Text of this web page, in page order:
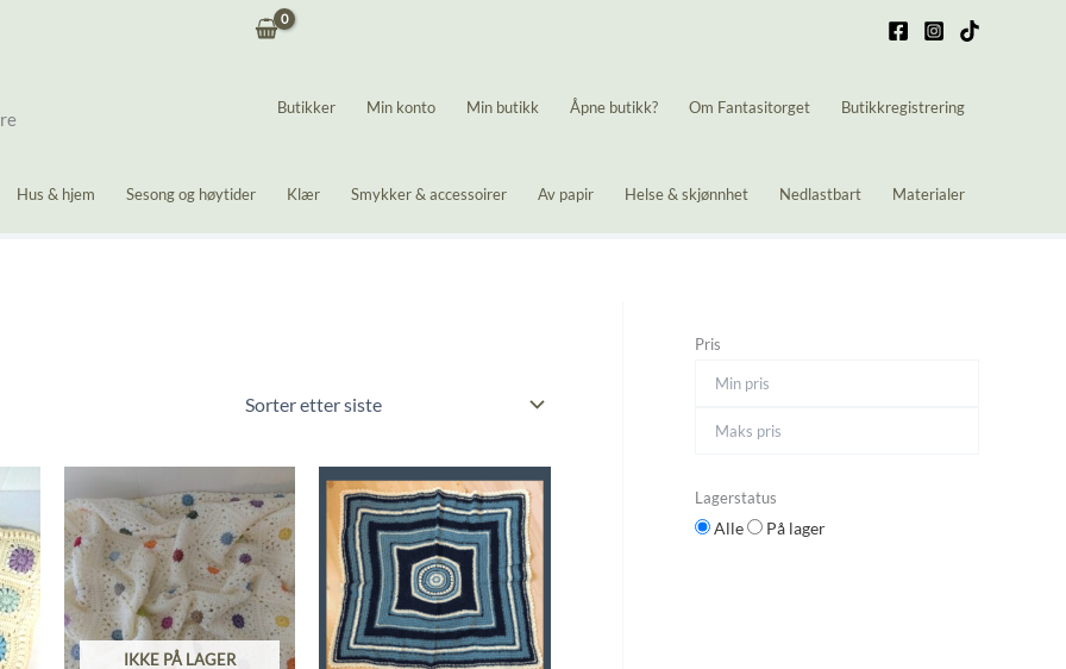
Butikker Min konto Min butikk Åpne butikk? Om Fantasitorget Butikkregistrering
Hus & hjem Sesong og høytider Klær Smykker & accessoirer Av papir Helse & skjønnhet Nedlastbart Materialer
IKKE PÅ LAGER
Pris
Lagerstatus
Alle På lager